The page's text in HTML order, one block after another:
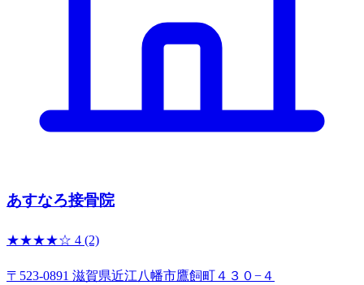
あすなろ接骨院
★★★★☆ 4 (2)
〒523-0891 滋賀県近江八幡市鷹飼町４３０−４